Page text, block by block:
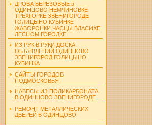
ДРОВА БЕРЁЗОВЫЕ в
ОДИНЦОВО НЕМЧИНОВКЕ
ТРЁХГОРКЕ ЗВЕНИГОРОДЕ
ГОЛИЦЫНО КУБИНКЕ
ЖАВОРОНКИ ЧАСЦЫ ВЛАСИХЕ
ЛЕСНОМ ГОРОДКЕ
ИЗ РУК В РУКИ ДОСКА
ОБЪЯВЛЕНИЙ ОДИНЦОВО
ЗВЕНИГОРОД ГОЛИЦЫНО
КУБИНКА
САЙТЫ ГОРОДОВ
ПОДМОСКОВЬЯ
НАВЕСЫ ИЗ ПОЛИКАРБОНАТА
В ОДИНЦОВО ЗВЕНИГОРОДЕ
РЕМОНТ МЕТАЛЛИЧЕСКИХ
ДВЕРЕЙ В ОДИНЦОВО